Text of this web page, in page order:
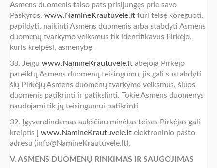
Asmens duomenis taiso pats prisijungęs prie savo
Paskyros. www.NamineKrautuvele.lt turi teisę koreguoti,
papildyti, naikinti Asmens duomenis arba stabdyti Asmens
duomenų tvarkymo veiksmus tik identifikavus Pirkėjo,
kuris kreipėsi, asmenybę.
38. Jeigu www.NamineKrautuvele.lt abejoja Pirkėjo
pateiktų Asmens duomenų teisingumu, jis gali sustabdyti
šių Pirkėjų Asmens duomenų tvarkymo veiksmus, šiuos
duomenis patikrinti ir patikslinti. Tokie Asmens duomenys
naudojami tik jų teisingumui patikrinti.
39. Įgyvendindamas aukščiau minėtas teises Pirkėjas gali
kreiptis į www.NamineKrautuvele.lt elektroninio pašto
adresu (info@NamineKrautuvele.lt).
V. ASMENS DUOMENŲ RINKIMAS IR SAUGOJIMAS